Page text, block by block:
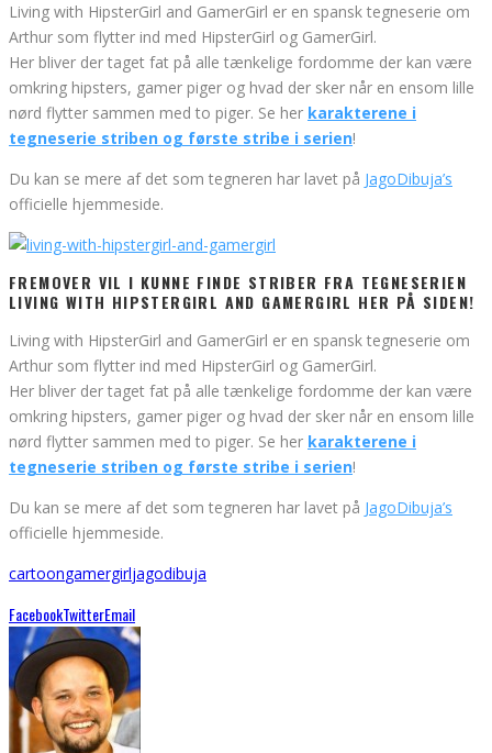
Living with HipsterGirl and GamerGirl er en spansk tegneserie om
Arthur som flytter ind med HipsterGirl og GamerGirl.
Her bliver der taget fat på alle tænkelige fordomme der kan være
omkring hipsters, gamer piger og hvad der sker når en ensom lille
nørd flytter sammen med to piger. Se her karakterene i
tegneserie striben og første stribe i serien!
Du kan se mere af det som tegneren har lavet på JagoDibuja’s
officielle hjemmeside.
FREMOVER VIL I KUNNE FINDE STRIBER FRA TEGNESERIEN
LIVING WITH HIPSTERGIRL AND GAMERGIRL HER PÅ SIDEN!
Living with HipsterGirl and GamerGirl er en spansk tegneserie om
Arthur som flytter ind med HipsterGirl og GamerGirl.
Her bliver der taget fat på alle tænkelige fordomme der kan være
omkring hipsters, gamer piger og hvad der sker når en ensom lille
nørd flytter sammen med to piger. Se her karakterene i
tegneserie striben og første stribe i serien!
Du kan se mere af det som tegneren har lavet på JagoDibuja’s
officielle hjemmeside.
cartoongamergirljagodibuja
FacebookTwitterEmail